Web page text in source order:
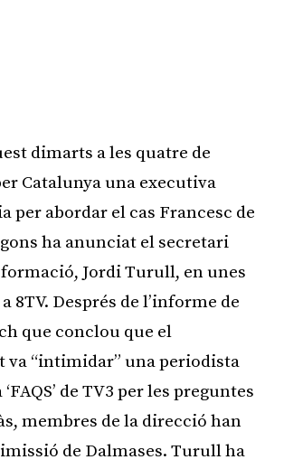
dimarts a les quatre de
Catalunya una executiva
per abordar el cas Francesc de
ha anunciat el secretari
Jordi Turull, en unes
8TV. Després de l’informe de
que conclou que el
va “intimidar” una periodista
de TV3 per les preguntes
membres de la direcció han
de Dalmases. Turull ha